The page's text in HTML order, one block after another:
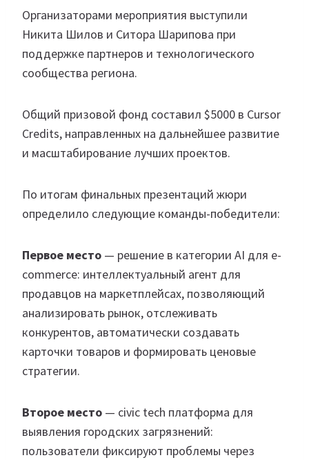
Организаторами мероприятия выступили
Никита Шилов и Ситора Шарипова при
поддержке партнеров и технологического
сообщества региона.
Общий призовой фонд составил $5000 в Cursor
Credits, направленных на дальнейшее развитие
и масштабирование лучших проектов.
По итогам финальных презентаций жюри
определило следующие команды-победители:
Первое место — решение в категории AI для e-
commerce: интеллектуальный агент для
продавцов на маркетплейсах, позволяющий
анализировать рынок, отслеживать
конкурентов, автоматически создавать
карточки товаров и формировать ценовые
стратегии.
Второе место — civic tech платформа для
выявления городских загрязнений:
пользователи фиксируют проблемы через